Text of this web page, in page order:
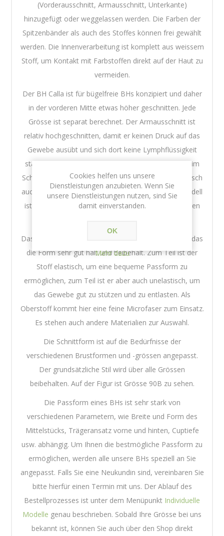
(Vorderausschnitt, Armausschnitt, Unterkante)
hinzugefügt oder weggelassen werden. Die Farben der
Spitzenbänder als auch des Stoffes können frei gewählt
werden. Die Innenverarbeitung ist komplett aus weissem
Stoff, um Kontakt mit Farbstoffen direkt auf der Haut zu
vermeiden.
Der BH Calla ist für bügelfreie BHs konzipiert und daher
in der vorderen Mitte etwas höher geschnitten. Jede
Grösse ist separat berechnet. Der Armausschnitt ist
relativ hochgeschnitten, damit er keinen Druck auf das
Gewebe ausübt und sich dort keine Lymphflüssigkeit
staut. Damit die Träger nicht einschneiden, sind sie im
Schulterbereich verbreitert. Dort können sie auf Wunsch
auch mit einem Polster unterfüttert werden. Das Modell
ist sehr gut für Prothesen geeignet, Prothesentaschen
Das Innenmaterial ist sehr feines Funktionsmaterial, das
die Form sehr gut hält und beibehält. Zum Teil ist der
Stoff elastisch, um eine bequeme Passform zu
ermöglichen, zum Teil ist er aber auch unelastisch, um
das Gewebe gut zu stützen und zu entlasten. Als
Oberstoff kommt hier eine feine Microfaser zum Einsatz.
Es stehen auch andere Materialien zur Auswahl.
Die Schnittform ist auf die Bedürfnisse der
verschiedenen Brustformen und -grössen angepasst.
Der grundsätzliche Stil wird über alle Grössen
beibehalten. Auf der Figur ist Grösse 90B zu sehen.
Die Passform eines BHs ist sehr stark von
verschiedenen Parametern, wie Breite und Form des
Mittelstücks, Trägeransatz vorne und hinten, Cuptiefe
usw. abhängig. Um Ihnen die bestmögliche Passform zu
ermöglichen, werden alle unsere BHs speziell an Sie
angepasst. Falls Sie eine Neukundin sind, vereinbaren Sie
bitte hierfür einen Termin mit uns. Der Ablauf des
Bestellprozesses ist unter dem Menüpunkt Individuelle
Modelle genau beschrieben. Sobald Ihre Grösse bei uns
bekannt ist, können Sie auch über den Shop direkt
Cookies helfen uns unsere
Dienstleistungen anzubieten. Wenn Sie
unsere Dienstleistungen nutzen, sind Sie
damit einverstanden.
OK
Mehr dazu